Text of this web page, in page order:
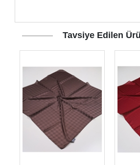
Tavsiye Edilen